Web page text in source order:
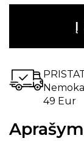
Į
49 Eur